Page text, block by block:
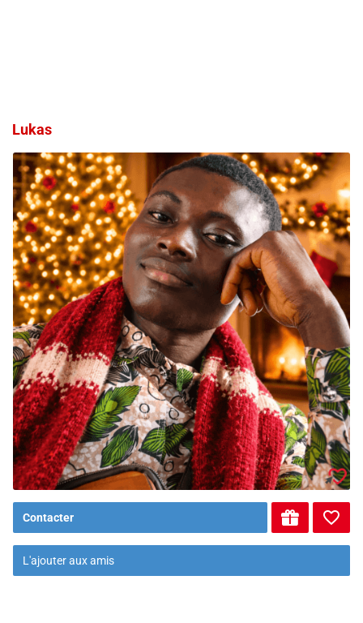
Lukas
Contacter
L'ajouter aux amis